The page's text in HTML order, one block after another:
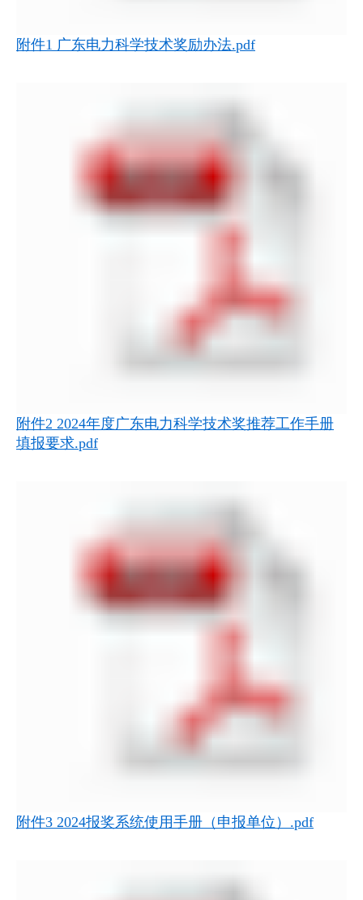
附件1 广东电力科学技术奖励办法.pdf
附件2 2024年度广东电力科学技术奖推荐工作手册
填报要求.pdf
附件3 2024报奖系统使用手册（申报单位）.pdf